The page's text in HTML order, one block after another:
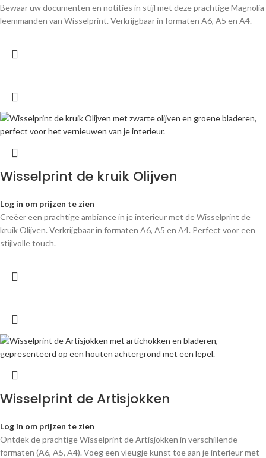
Bewaar uw documenten en notities in stijl met deze prachtige Magnolia
leemmanden van Wisselprint. Verkrijgbaar in formaten A6, A5 en A4.
Wisselprint de kruik Olijven
Log in om prijzen te zien
Creëer een prachtige ambiance in je interieur met de Wisselprint de
kruik Olijven. Verkrijgbaar in formaten A6, A5 en A4. Perfect voor een
stijlvolle touch.
Wisselprint de Artisjokken
Log in om prijzen te zien
Ontdek de prachtige Wisselprint de Artisjokken in verschillende
formaten (A6, A5, A4). Voeg een vleugje kunst toe aan je interieur met